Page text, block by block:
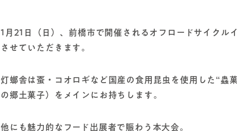
1月21日（日）、前橋市で開催されるオフロードサイクル
させていただきます。
灯螂舎は蚕・コオロギなど国産の食用昆虫を使用した“蟲
の郷土菓子）をメインにお持ちします。
他にも魅力的なフード出展者で賑わう本大会。